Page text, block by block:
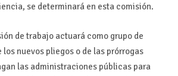
se determinará en esta comisión.
de trabajo actuará como grupo de
los nuevos pliegos o de las prórrogas
las administraciones públicas para